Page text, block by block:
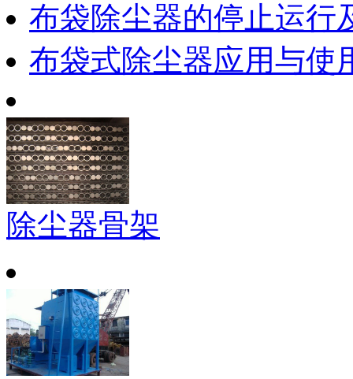
布袋除尘器的停止运行
布袋式除尘器应用与使
除尘器骨架